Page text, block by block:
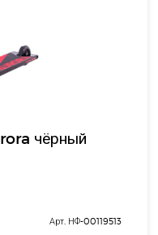
чёрный
Арт. НФ-00119513